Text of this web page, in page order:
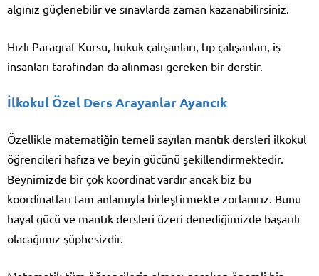
algınız güçlenebilir ve sınavlarda zaman kazanabilirsiniz.
Hızlı Paragraf Kursu, hukuk çalışanları, tıp çalışanları, iş
insanları tarafından da alınması gereken bir derstir.
İlkokul Özel Ders Arayanlar Ayancık
Özellikle matematiğin temeli sayılan mantık dersleri ilkokul
öğrencileri hafıza ve beyin gücünü şekillendirmektedir.
Beynimizde bir çok koordinat vardır ancak biz bu
koordinatları tam anlamıyla birleştirmekte zorlanırız. Bunu
hayal gücü ve mantık dersleri üzeri denediğimizde başarılı
olacağımız şüphesizdir.